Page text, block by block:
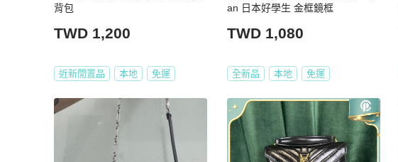
背包
TWD 1,200
近新閒置品 本地 免運
an 日本好學生 金框鏡框
TWD 1,080
全新品 本地 免運